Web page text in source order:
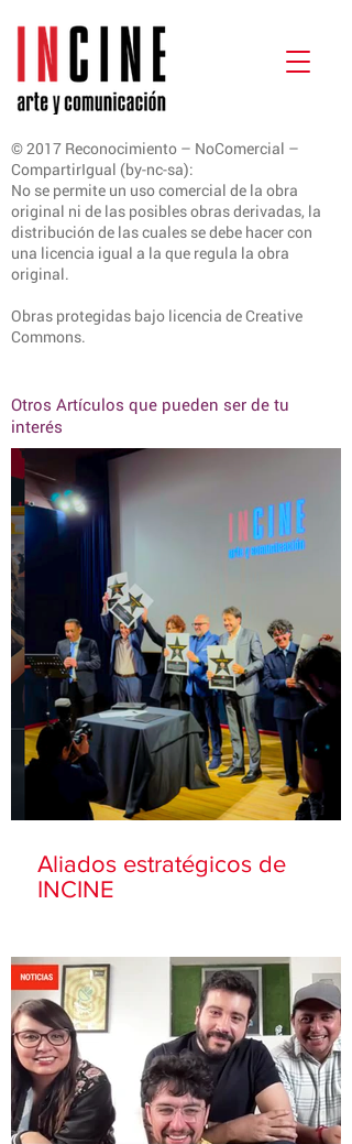
© 2017 Reconocimiento – NoComercial –
CompartirIgual (by-nc-sa):
No se permite un uso comercial de la obra
original ni de las posibles obras derivadas, la
distribución de las cuales se debe hacer con
una licencia igual a la que regula la obra
original.
Obras protegidas bajo licencia de Creative
Commons.
Otros Artículos que pueden ser de tu
interés
Aliados estratégicos de
INCINE